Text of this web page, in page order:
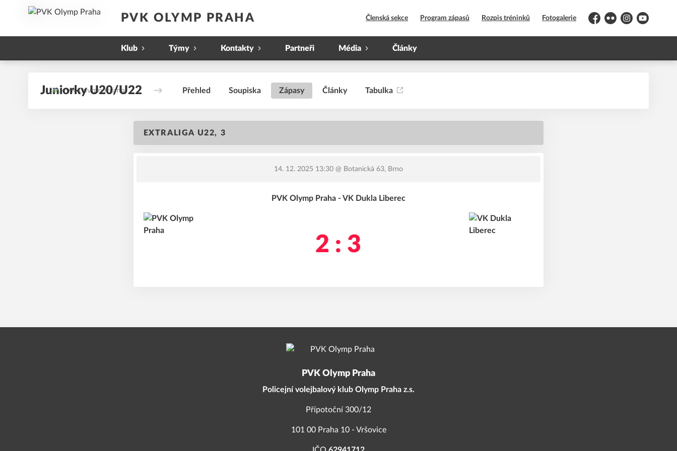
PVK OLYMP PRAHA Členská sekce Program zápasů Rozpis tréninků Fotogalerie
Facebook
FlickrInstagramYouTube
Klub Týmy Kontakty Partneři Média Články
Juniorky U20/U22 Přehled Soupiska Zápasy Články Tabulka
EXTRALIGA U22, 3
14. 12. 2025 13:30@ Botanická 63, Brno
PVK Olymp Praha - VK Dukla Liberec
2 : 3
PVK Olymp Praha
Policejní volejbalový klub Olymp Praha z.s.
Přípotoční 300/12
101 00 Praha 10 - Vršovice